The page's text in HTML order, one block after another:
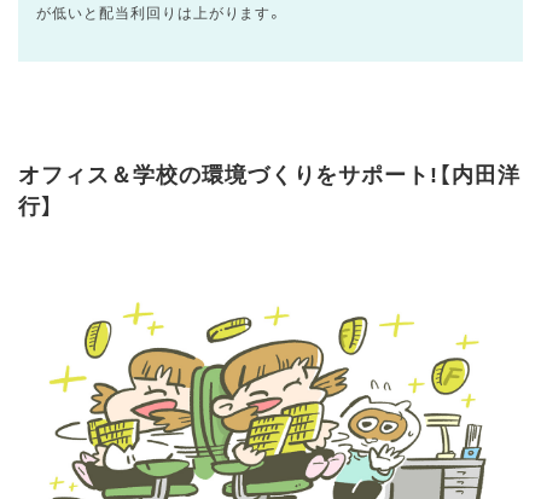
が低いと配当利回りは上がります。
オフィス＆学校の環境づくりをサポート!【内田洋
行】